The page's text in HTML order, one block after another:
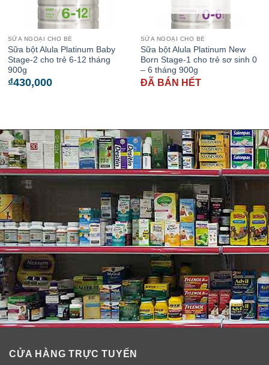
SỮA NGOẠI CHO BÉ
Sữa bột Alula Platinum Baby
Stage-2 cho trẻ 6-12 tháng
900g
₫430,000
SỮA NGOẠI CHO BÉ
Sữa bột Alula Platinum New
Born Stage-1 cho trẻ sơ sinh 0
– 6 tháng 900g
ĐÃ BÁN HẾT
CỬA HÀNG TRỰC TUYẾN